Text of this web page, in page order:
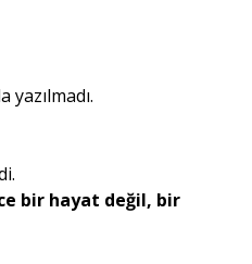
bir hayat değil, bir